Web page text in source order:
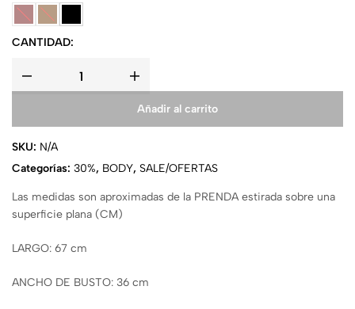
CANTIDAD:
Añadir al carrito
SKU: N/A
Categorías: 30%, BODY, SALE/OFERTAS
Las medidas son aproximadas de la PRENDA estirada sobre una
superficie plana (CM)
LARGO: 67 cm
ANCHO DE BUSTO: 36 cm